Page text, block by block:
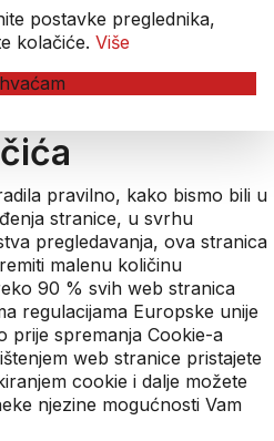
postavke preglednika,
kolačiće. Više
pravilno, kako bismo bili u
stranice, u svrhu
pregledavanja, ova stranica
malenu količinu
90 % svih web stranica
regulacijama Europske unije
prije spremanja Cookie-a
web stranice pristajete
cookie i dalje možete
njezine mogućnosti Vam